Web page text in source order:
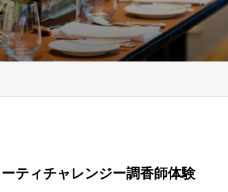
ティチャレンジー調香師体験